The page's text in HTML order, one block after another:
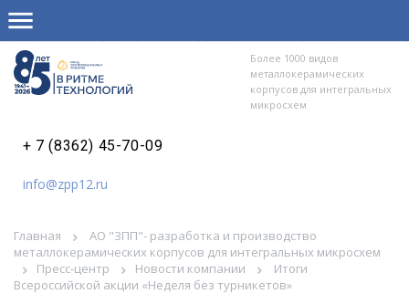
Более 1000 видов
металлокерамических
корпусов для интегральных
микросхем
+ 7 (8362) 45-70-09
info@zpp12.ru
Главная
АО "ЗПП"- разработка и производство
металлокерамических корпусов для интегральных микросхем
Пресс-центр
Новости компании
Итоги
Всероссийской акции «Неделя без турникетов»